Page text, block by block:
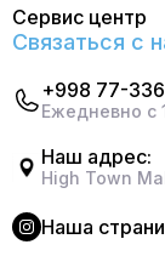
Сервис центр
Связаться с
+998 77-
Ежедневно с
Наш адрес:
High Town
Наша